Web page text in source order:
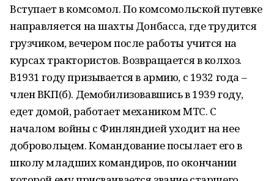
Вступает в комсомол. По комсомольской путевке
направляется на шахты Донбасса, где трудится
грузчиком, вечером после работы учится на
курсах трактористов. Возвращается в колхоз.
В1931 году призывается в армию, с 1932 года –
член ВКП(б). Демобилизовавшись в 1939 году,
едет домой, работает механиком МТС. С
началом войны с Финляндией уходит на нее
добровольцем. Командование посылает его в
школу младших командиров, по окончании